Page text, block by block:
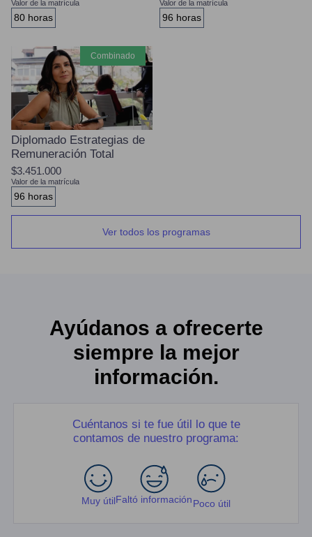
Valor de la matrícula
80 horas
Valor de la matrícula
96 horas
combinado
Diplomado Estrategias de
Remuneración Total
$3.451.000
Valor de la matrícula
96 horas
Ver todos los programas
Ayúdanos a ofrecerte
siempre la mejor
información.
Cuéntanos si te fue útil lo que te
contamos de nuestro programa:
Muy útilFaltó informaciónPoco útil